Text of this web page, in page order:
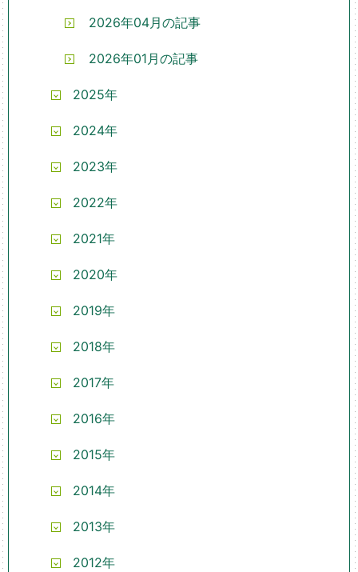
2026年04月の記事
2026年01月の記事
2025年
2024年
2023年
2022年
2021年
2020年
2019年
2018年
2017年
2016年
2015年
2014年
2013年
2012年